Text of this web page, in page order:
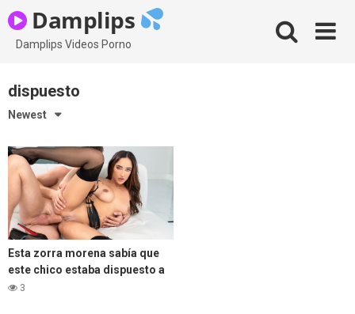
to
content
Damplips
Damplips Videos Porno
dispuesto
Newest
Esta zorra morena sabía que
este chico estaba dispuesto a
hacerlo
3